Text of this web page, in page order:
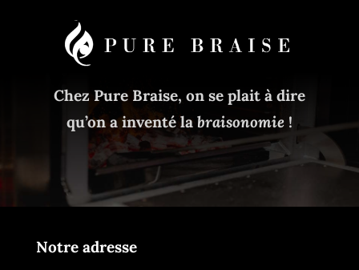
Chez Pure Braise, on se plait à dire
qu’on a inventé la braisonomie !
Notre adresse